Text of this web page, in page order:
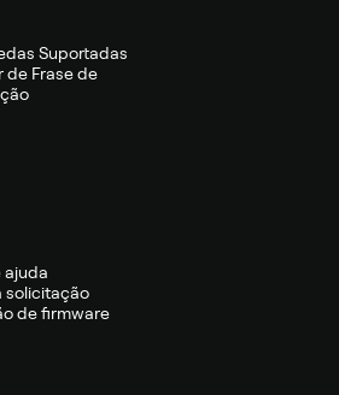
Suportadas
de Frase de
ajuda
solicitação
de firmware